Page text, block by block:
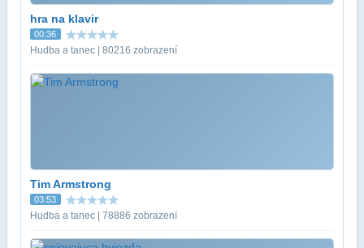
hra na klavir
00:36
Hudba a tanec | 80216 zobrazení
Tim Armstrong
03:53
Hudba a tanec | 78886 zobrazení